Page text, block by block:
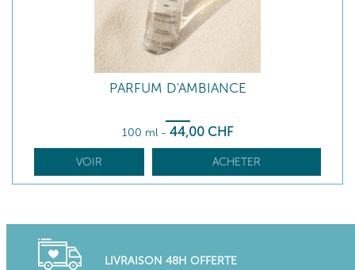
PARFUM D'AMBIANCE
100 ml - 44,00 CHF
VOIR ACHETER
LIVRAISON 48H OFFERTE